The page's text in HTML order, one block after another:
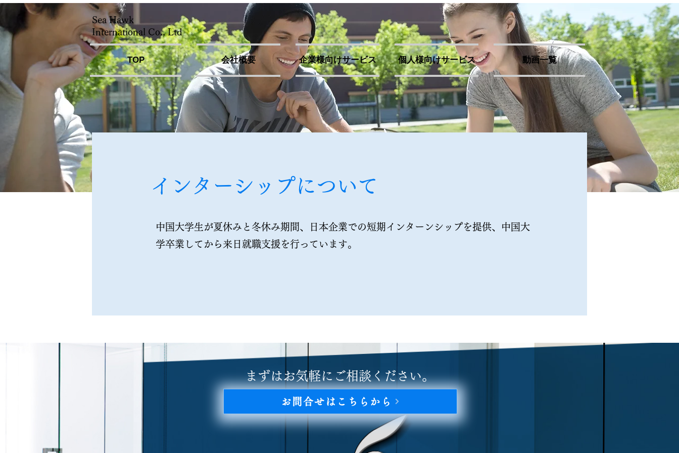
インターシップについて
中国大学生が夏休みと冬休み期間、日本企業での短期インターンシップを提供、中国大
学卒業してから来日就職支援を行っています。
まずはお気軽にご相談ください。
お問合せはこちらから
TOP 会社概要 企業様向けサービス 個人様向けサービス 動画一覧
Sea Hawk
International Co., Ltd